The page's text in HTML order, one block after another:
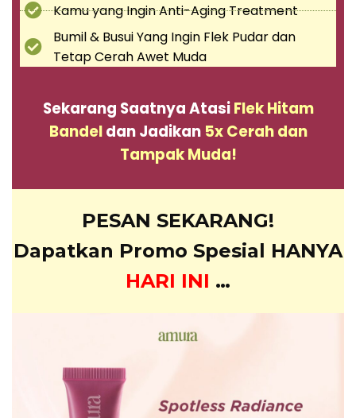
Kamu yang Ingin Anti-Aging Treatment
Bumil & Busui Yang Ingin Flek Pudar dan
Tetap Cerah Awet Muda
Sekarang Saatnya AtasiFlek Hitam
Bandeldan Jadikan 5x Cerah dan
Tampak Muda!
PESAN SEKARANG!
Dapatkan Promo Spesial HANYA
HARI INI …